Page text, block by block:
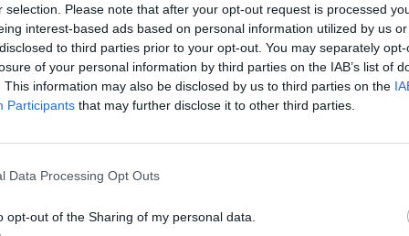
selection. Please note that after your opt-out request is processed
interest-based ads based on personal information utilized by us
to third parties prior to your opt-out. You may separately
of your personal information by third parties on the IAB’s list of
This information may also be disclosed by us to third parties on the
Participants that may further disclose it to other third parties.
Data Processing Opt Outs
opt-out of the Sharing of my personal data.
Υγείας» και τη «Ψηφιακή Ακαδημία», που
ενεργό συμμετοχή των ασθενών.
της εμπειρίας των πολιτών, όταν συνοδεύεται
πυλώνα ενός σύγχρονου και αξιόπιστου
η αξιολόγηση και η συμμετοχή είναι οι
εξελίσσεται και σέβεται τον πολίτη»,